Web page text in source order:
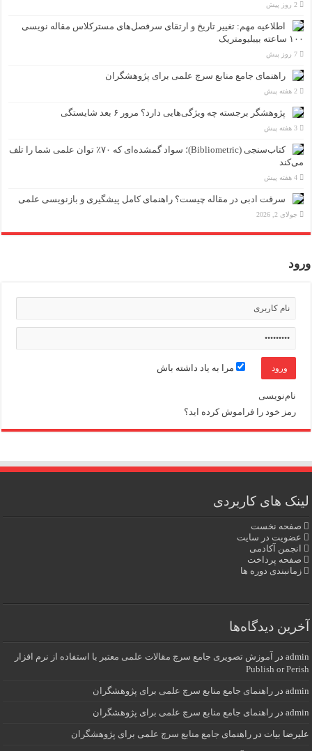
2 روز پیش
اطلاعیه مهم: تغییر تاریخ و ارتقای سرفصل‌های مسترکلاس مقاله نویسی
۱۰۰ ساعته بیبلیومتریک
7 روز پیش
راهنمای جامع منابع سرچ علمی برای پژوهشگران
2 هفته پیش
پژوهشگر برجسته چه ویژگی‌هایی دارد؟ مرور ۶ بعد شایستگی
3 هفته پیش
کتاب‌سنجی (Bibliometric)؛ سواد گمشده‌ای که ۷۰٪ توان علمی شما را تلف
می‌کند
4 هفته پیش
سرقت ادبی در مقاله چیست؟ راهنمای کامل پیشگیری و بازنویسی علمی
جولای 2, 2026
ورود
مرا به یاد داشته باش
نام‌نویسی
رمز خود را فراموش کرده اید؟
لینک های کاربردی
صفحه نخست
عضویت در سایت
انجمن آکادمی
صفحه پرداخت
زمانبندی دوره ها
آخرین دیدگاه‌ها
admin در
آموزش تصویری جامع سرچ مقالات علمی معتبر با استفاده از نرم افزار
Publish or Perish
admin درراهنمای جامع منابع سرچ علمی برای پژوهشگران
admin درراهنمای جامع منابع سرچ علمی برای پژوهشگران
علیرضا بیات درراهنمای جامع منابع سرچ علمی برای پژوهشگران